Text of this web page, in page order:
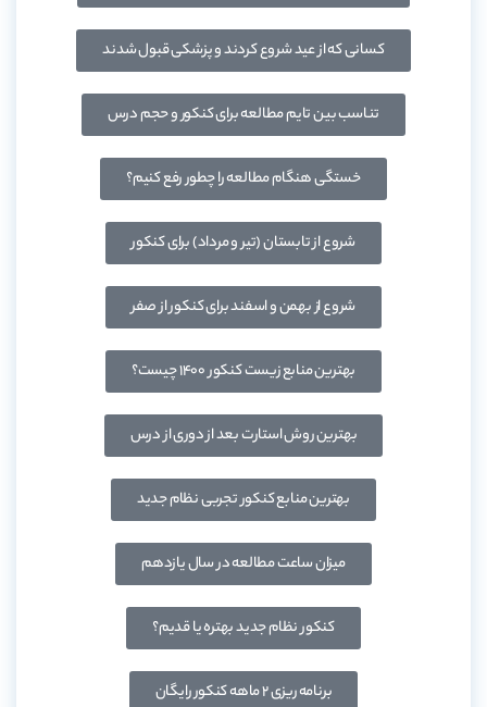
کسانی که از عید شروع کردند و پزشکی قبول شدند
تناسب بین تایم مطالعه برای کنکور و حجم درس
خستگی هنگام مطالعه را چطور رفع کنیم؟
شروع از تابستان (تیر و مرداد) برای کنکور
شروع از بهمن و اسفند برای کنکور از صفر
بهترین منابع زیست کنکور ۱۴۰۰ چیست؟
بهترین روش استارت بعد از دوری از درس
بهترین منابع کنکور تجربی نظام جدید
میزان ساعت مطالعه در سال یازدهم
کنکور نظام جدید بهتره یا قدیم؟
برنامه ریزی ۲ ماهه کنکور رایگان